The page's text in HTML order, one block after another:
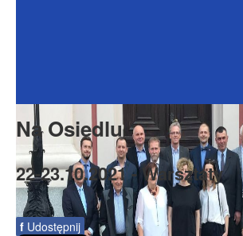
Rada Seniorów
Na Osiedlu
22-23.10.2021 - Warsztaty
f Udostępnij